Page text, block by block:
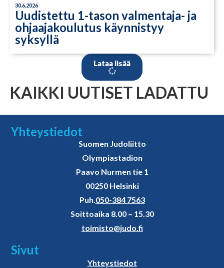
30.6.2026
Uudistettu 1-tason valmentaja- ja
ohjaajakoulutus käynnistyy
syksyllä
Lataa lisää
KAIKKI UUTISET LADATTU
Yhteystiedot
Suomen Judoliitto
Olympiastadion
Paavo Nurmen tie 1
00250 Helsinki
Puh. 050-384 7563
Soittoaika 8.00 – 15.30
toimisto@judo.fi
Sivut
Yhteystiedot